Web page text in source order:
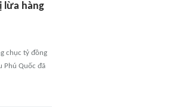
lừa hàng
chục tỷ đồng
Phú Quốc đã